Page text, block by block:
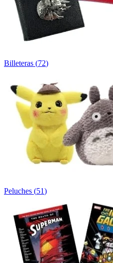
Billeteras (72)
Peluches (51)